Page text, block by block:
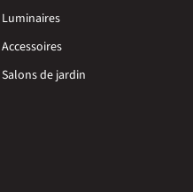
Luminaires
Accessoires
Salons de jardin